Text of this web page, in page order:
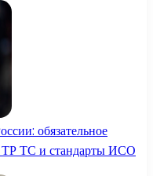
обязательное
ТР ТС и стандарты ИСО